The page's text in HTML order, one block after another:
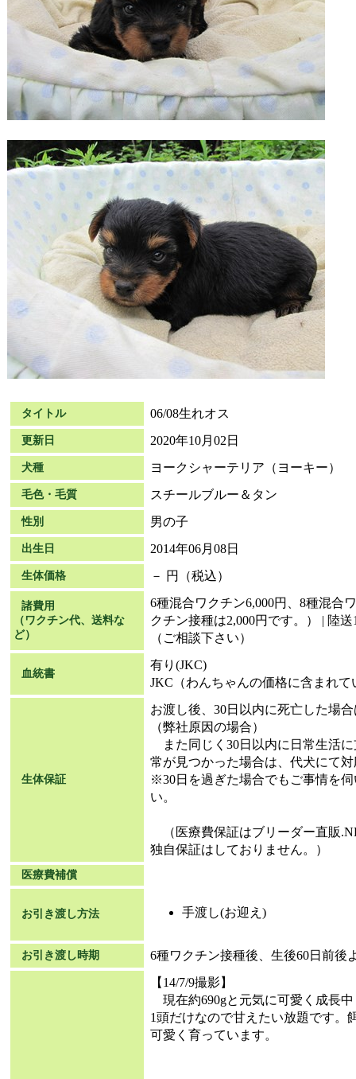
タイトル 06/08生れオス
更新日 2020年10月02日
犬種 ヨークシャーテリア（ヨーキー）
毛色・毛質 スチールブルー＆タン
性別 男の子
出生日 2014年06月08日
生体価格 － 円（税込）
諸費用
（ワクチン代、送料な
ど）
6種混合ワクチン6,000円、8種混合
クチン接種は2,000円です。） | 陸
（ご相談下さい）
血統書
有り(JKC)
JKC（わんちゃんの価格に含まれて
生体保証
お渡し後、30日以内に死亡した場
（弊社原因の場合）
また同じく30日以内に日常生活
常が見つかった場合は、代犬にて
※30日を過ぎた場合でもご事情を
い。
（医療費保証はブリーダー直販
独自保証はしておりません。）
医療費補償
お引き渡し方法 手渡し(お迎え)
お引き渡し時期
6種ワクチン接種後、生後60日前後
【14/7/9撮影】
現在約690gと元気に可愛く成長
1頭だけなので甘えたい放題です。
可愛く育っています。